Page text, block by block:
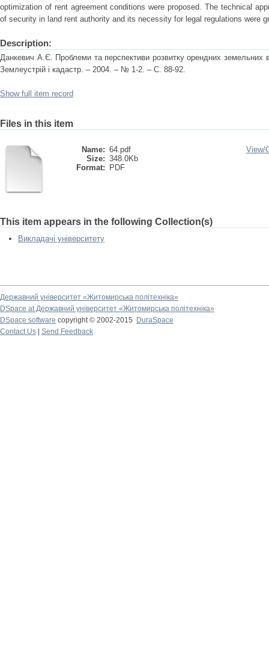
optimization of rent agreement conditions were proposed. The technical
of security in land rent authority and its necessity for legal regulations were
Description:
Данкевич А.Є. Проблеми та перспективи розвитку орендних земельних
Землеустрій і кадастр. – 2004. – № 1-2. – С. 88-92.
Show full item record
Files in this item
Name: 64.pdf
Size: 348.0Kb
Format:
PDF
View/
This item appears in the following Collection(s)
Викладачі університету
Державний університет «Житомирська політехніка»
DSpace at Державний університет «Житомирська політехніка»
DSpace software copyright © 2002-2015
DuraSpace
Contact Us
Send Feedback